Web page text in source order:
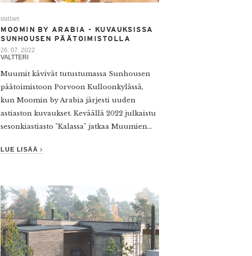
uutiset
MOOMIN BY ARABIA - KUVAUKSISSA
SUNHOUSEN PÄÄTOIMISTOLLA
26. 07. 2022
VALTTERI
Muumit kävivät tutustumassa Sunhousen
päätoimistoon Porvoon Kulloonkylässä,
kun Moomin by Arabia järjesti uuden
astiaston kuvaukset. Keväällä 2022 julkaistu
sesonkiastiasto "Kalassa" jatkaa Muumien...
LUE LISÄÄ